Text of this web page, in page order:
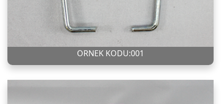
ÖRNEK KODU:001